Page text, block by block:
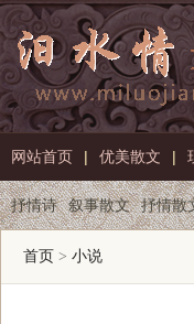
网站首页 | 优美散文 |
抒情诗 叙事散文 抒情散
首页 > 小说